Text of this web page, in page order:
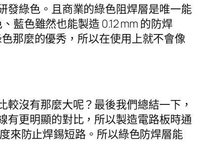
發綠色。且商業的綠色阻焊層是唯一能
藍色雖然也能製造 0.12 mm 的防焊
那麼的優秀，所以在使用上就不會像
沒有那麼大呢？最後我們總結一下，
有更明顯的對比，所以製造電路板時通
來防止焊錫短路。所以綠色防焊層能